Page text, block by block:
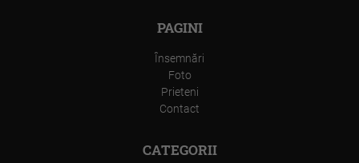
PAGINI
Însemnări
Foto
Prieteni
Contact
CATEGORII